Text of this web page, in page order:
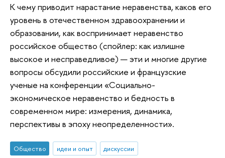
К чему приводит нарастание неравенства, каков его
уровень в отечественном здравоохранении и
образовании, как воспринимает неравенство
российское общество (спойлер: как излишне
высокое и несправедливое) — эти и многие другие
вопросы обсудили российские и французские
ученые на конференции «Социально-
экономическое неравенство и бедность в
современном мире: измерения, динамика,
перспективы в эпоху неопределенности».
Общество идеи и опыт
дискуссии